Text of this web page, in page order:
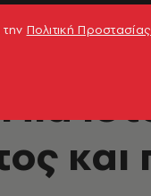
Πολιτική